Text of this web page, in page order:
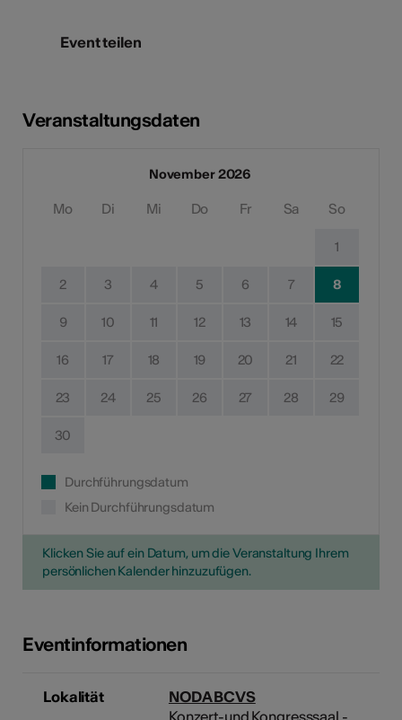
Event teilen
Veranstaltungsdaten
November 2026
Mo Di Mi Do Fr Sa So
1
2 3 4 5 6 7 8
9 10 11 12 13 14 15
16 17 18 19 20 21 22
23 24 25 26 27 28 29
30
Durchführungsdatum
Kein Durchführungsdatum
Klicken Sie auf ein Datum, um die Veranstaltung Ihrem
persönlichen Kalender hinzuzufügen.
Eventinformationen
Lokalität
NODA BCVS
Konzert-und Kongresssaal -